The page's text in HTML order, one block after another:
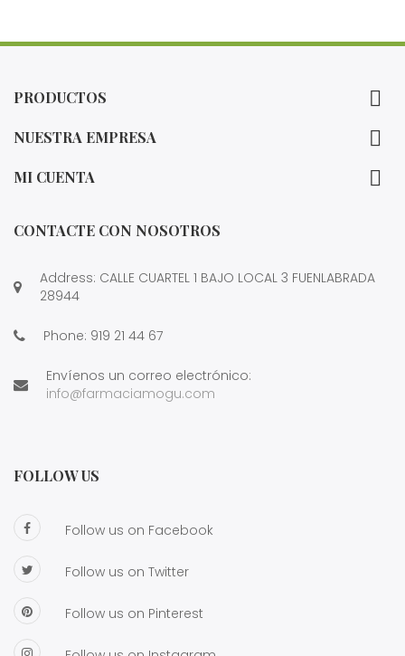
PRODUCTOS 
NUESTRA EMPRESA 
MI CUENTA 
CONTACTE CON NOSOTROS
Address: CALLE CUARTEL 1 BAJO LOCAL 3 FUENLABRADA
28944
Phone: 919 21 44 67
Envíenos un correo electrónico:
info@farmaciamogu.com
FOLLOW US
Follow us on Facebook
Follow us on Twitter
Follow us on Pinterest